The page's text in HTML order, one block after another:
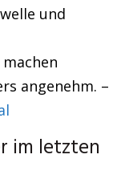
und
angenehm. –
im letzten